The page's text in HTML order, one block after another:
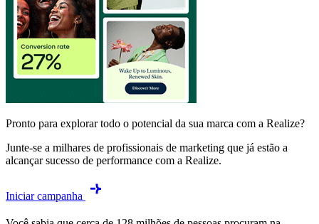
Pronto para explorar todo o potencial da sua marca com a Realize?
Junte-se a milhares de profissionais de marketing que já estão a
alcançar sucesso de performance com a Realize.
Iniciar campanha